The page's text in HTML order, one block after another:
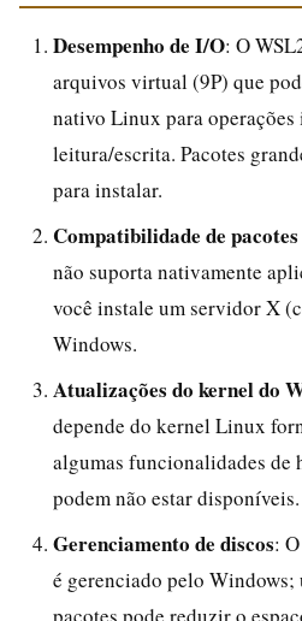
Desempenho de I/O: O
arquivos virtual (9P) que
nativo Linux para operações
leitura/escrita. Pacotes
para instalar.
Compatibilidade de
não suporta nativamente
você instale um servidor X
Windows.
Atualizações do kernel do
depende do kernel Linux
algumas funcionalidades de
podem não estar disponíveis.
Gerenciamento de discos:
é gerenciado pelo Windows;
pacotes pode reduzir o